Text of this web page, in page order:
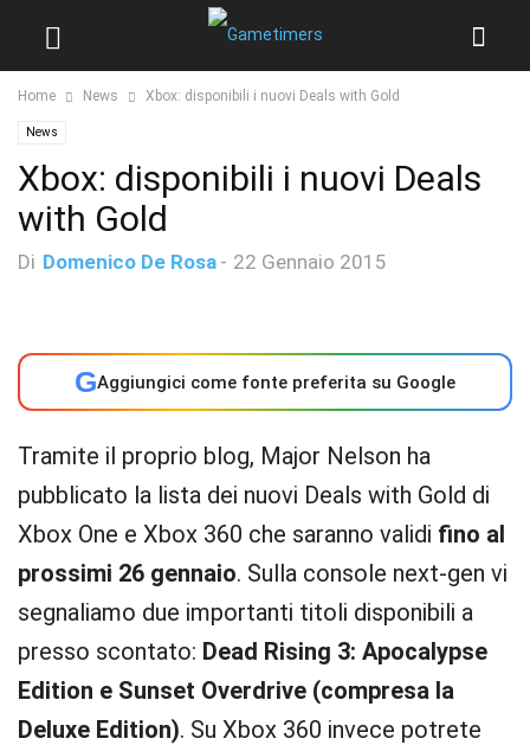
Home News Xbox: disponibili i nuovi Deals with Gold
News
Xbox: disponibili i nuovi Deals
with Gold
Di Domenico De Rosa - 22 Gennaio 2015
GAggiungici come fonte preferita su Google
Tramite il proprio blog, Major Nelson ha
pubblicato la lista dei nuovi Deals with Gold di
Xbox One e Xbox 360 che saranno validi fino al
prossimi 26 gennaio. Sulla console next-gen vi
segnaliamo due importanti titoli disponibili a
presso scontato: Dead Rising 3: Apocalypse
Edition e Sunset Overdrive (compresa la
Deluxe Edition). Su Xbox 360 invece potrete